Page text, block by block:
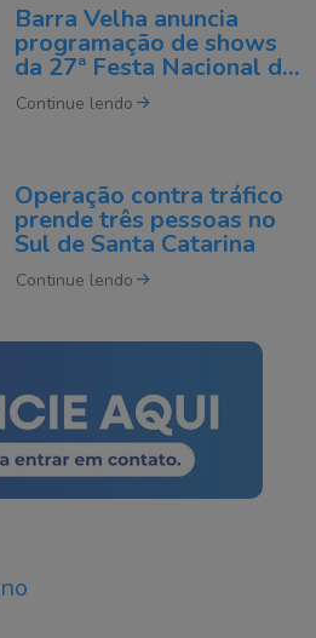
Barra Velha anuncia
programação de shows
da 27ª Festa Nacional do
Pirão
Continue lendo
Operação contra tráfico
prende três pessoas no
Sul de Santa Catarina
Continue lendo